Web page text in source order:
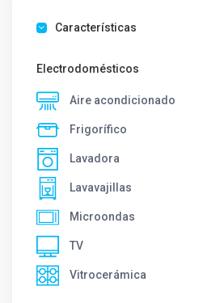
Características
Electrodomésticos
Aire acondicionado
Frigorífico
Lavadora
Lavavajillas
Microondas
TV
Vitrocerámica